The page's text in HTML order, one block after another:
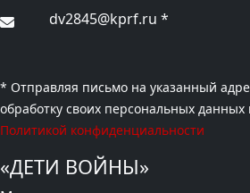
dv2845@kprf.ru *
* Отправляя письмо на указанный
обработку своих персональных данных
Политикой конфиденциальности
«ДЕТИ ВОЙНЫ»